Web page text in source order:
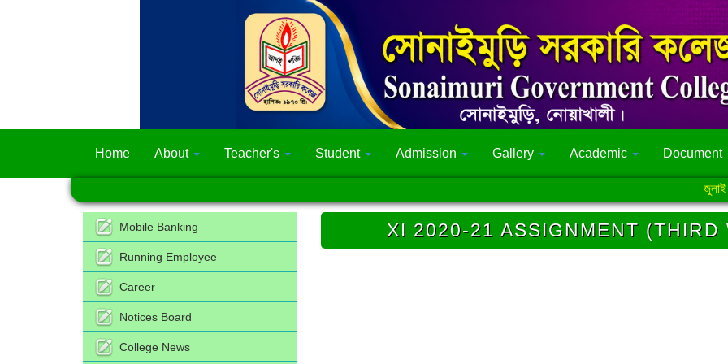
Home About Teacher's Student Admission Gallery Academic Document
জুলাই
Mobile Banking
Running Employee
Career
Notices Board
College News
XI 2020-21 ASSIGNMENT (THIRD